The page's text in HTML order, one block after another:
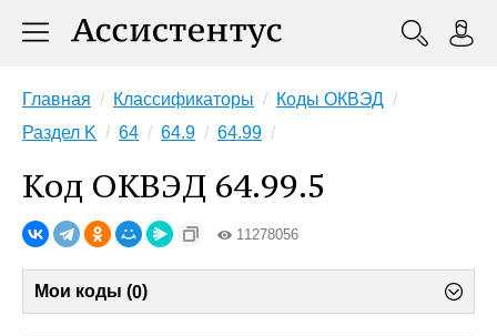
Главная Классификаторы
Коды ОКВЭД
Раздел K
64 64.9 64.99
Код ОКВЭД 64.99.5
11278056
Мои коды (0)